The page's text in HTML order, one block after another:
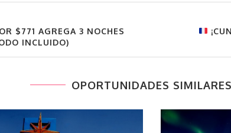
$771 AGREGA 3 NOCHES
INCLUIDO)
OPORTUNIDADES SIMILARES